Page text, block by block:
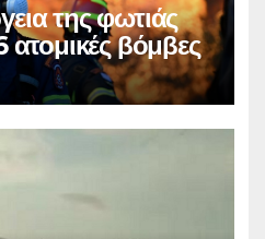
της φωτιάς
ατομικές βόμβες